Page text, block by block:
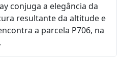
conjuga a elegância da
resultante da altitude e
a parcela P706, na